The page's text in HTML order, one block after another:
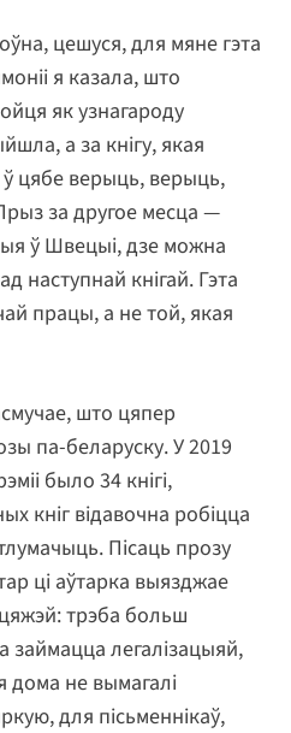
цешуся, для мяне гэта
я казала, што
як узнагароду
а за кнігу, якая
цябе верыць, верыць,
за другое месца —
ў Швецыі, дзе можна
наступнай кнігай. Гэта
працы, а не той, якая
што цяпер
па-беларуску. У 2019
было 34 кнігі,
кніг відавочна робіцца
Пісаць прозу
ці аўтарка выязджае
трэба больш
займацца легалізацыяй,
дома не вымагалі
для пісьменнікаў,